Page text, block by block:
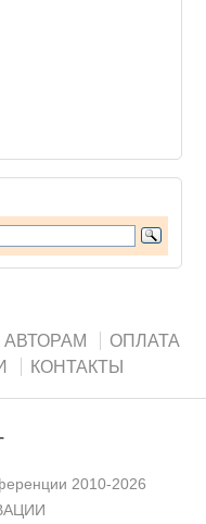
АВТОРАМ
ОПЛАТА
КОНТАКТЫ
2010-2026